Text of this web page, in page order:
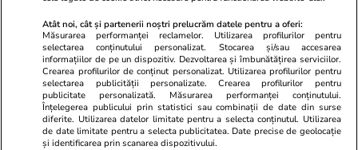
cu fructe şi plante aromatice
pentru vară
Lifestyle 01 aug.
Atât noi, cât și partenerii noștri prelucrăm datele pentru a oferi:
Măsurarea performanței reclamelor. Utilizarea profilurilor pentru
selectarea conținutului personalizat. Stocarea și/sau accesarea
informațiilor de pe un dispozitiv. Dezvoltarea și îmbunătățirea serviciilor.
Crearea profilurilor de conținut personalizat. Utilizarea profilurilor pentru
selectarea publicității personalizate. Crearea profilurilor pentru
publicitate personalizată. Măsurarea performanței conținutului.
Înțelegerea publicului prin statistici sau combinații de date din surse
diferite. Utilizarea datelor limitate pentru a selecta conținutul. Utilizarea
de date limitate pentru a selecta publicitatea. Date precise de geolocație
și identificarea prin scanarea dispozitivului.